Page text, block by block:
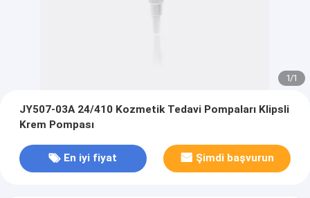
1/1
JY507-03A 24/410 Kozmetik Tedavi Pompaları Klipsli
Krem Pompası
En iyi fiyat Şimdi başvurun